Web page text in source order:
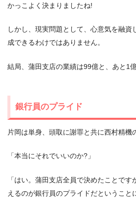
かっこよく決まりましたね!
しかし、現実問題として、心意気を融資
成できるわけではありません。
結局、蒲田支店の業績は99億と、あと1
銀行員のプライド
片岡は単身、頭取に謝罪と共に西村精機
「本当にそれでいいのか?」
「はい。蒲田支店全員で決めたことで
えるのが銀行員のプライドだということ